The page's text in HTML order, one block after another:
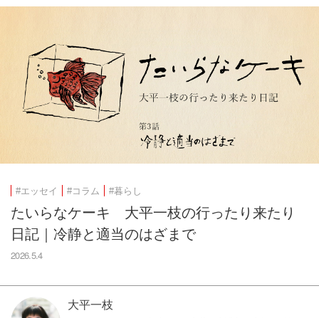
#エッセイ #コラム #暮らし
たいらなケーキ 大平一枝の行ったり来たり
日記｜冷静と適当のはざまで
2026.5.4
大平一枝